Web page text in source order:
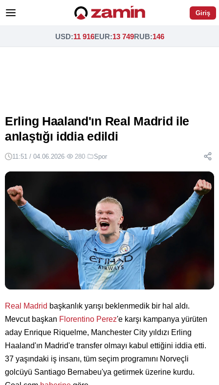
Giriş
USD:11 916EUR:13 749RUB:146
Erling Haaland'ın Real Madrid ile
anlaştığı iddia edildi
11:51 / 04.06.2026· 280· Spor
Real Madrid başkanlık yarışı beklenmedik bir hal aldı.
Mevcut başkan Florentino Perez'e karşı kampanya yürüten
aday Enrique Riquelme, Manchester City yıldızı Erling
Haaland'ın Madrid'e transfer olmayı kabul ettiğini iddia etti.
37 yaşındaki iş insanı, tüm seçim programını Norveçli
golcüyü Santiago Bernabeu'ya getirmek üzerine kurdu.